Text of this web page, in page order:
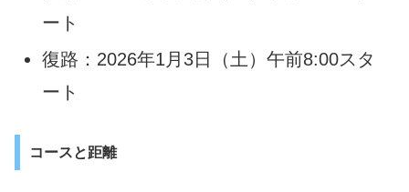
ート
復路：2026年1月3日（土）午前8:00スタ
ート
コースと距離